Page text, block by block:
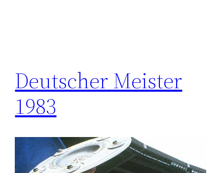
Deutscher Meister
1983